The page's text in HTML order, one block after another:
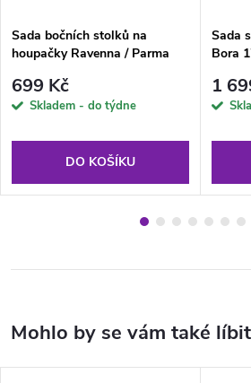
Sada bočních stolků na
houpačky Ravenna / Parma
699 Kč
Skladem - do týdne
DO KOŠÍKU
Sada
Bora
1